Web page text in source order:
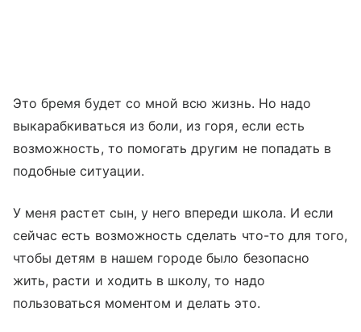
Это бремя будет со мной всю жизнь. Но надо
выкарабкиваться из боли, из горя, если есть
возможность, то помогать другим не попадать в
подобные ситуации.
У меня растет сын, у него впереди школа. И если
сейчас есть возможность сделать что-то для того,
чтобы детям в нашем городе было безопасно
жить, расти и ходить в школу, то надо
пользоваться моментом и делать это.